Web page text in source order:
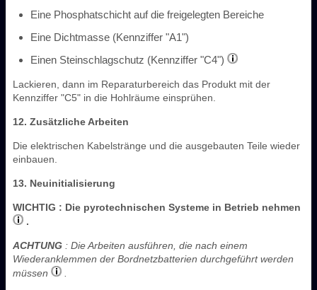
Eine Phosphatschicht auf die freigelegten Bereiche
Eine Dichtmasse (Kennziffer "A1")
Einen Steinschlagschutz (Kennziffer "C4")
Lackieren, dann im Reparaturbereich das Produkt mit der
Kennziffer "C5" in die Hohlräume einsprühen.
12. Zusätzliche Arbeiten
Die elektrischen Kabelstränge und die ausgebauten Teile wieder
einbauen.
13. Neuinitialisierung
WICHTIG : Die pyrotechnischen Systeme in Betrieb nehmen
.
ACHTUNG : Die Arbeiten ausführen, die nach einem
Wiederanklemmen der Bordnetzbatterien durchgeführt werden
müssen